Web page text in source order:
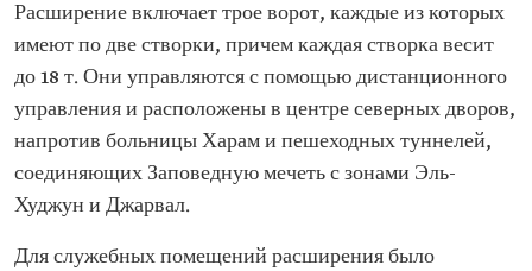
Расширение включает трое ворот, каждые из которых
имеют по две створки, причем каждая створка весит
до 18 т. Они управляются с помощью дистанционного
управления и расположены в центре северных дворов,
напротив больницы Харам и пешеходных туннелей,
соединяющих Заповедную мечеть с зонами Эль-
Худжун и Джарвал.
Для служебных помещений расширения было